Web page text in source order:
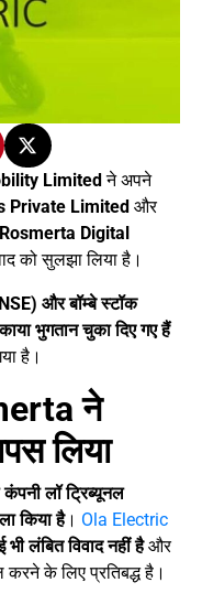
Limited ने अपने
Private Limited और
Rosmerta Digital
को सुलझा लिया है।
और बॉम्बे स्टॉक
भुगतान चुका दिए गए हैं
है।
ने
लिया
लॉ ट्रिब्यूनल
किया है। Ola Electric
भी लंबित विवाद नहीं हैऔर
करने के लिए प्रतिबद्ध है।